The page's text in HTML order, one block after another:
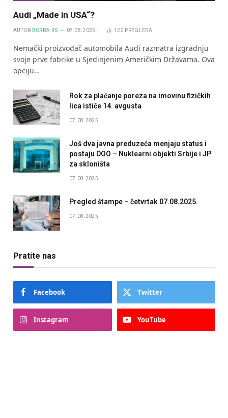
Audi „Made in USA“?
AUTOR BORBA.RS 07.08.2025. 122 PREGLEDA
Nemački proizvođač automobila Audi razmatra izgradnju
svoje prve fabrike u Sjedinjenim Američkim Državama. Ova
opciju…
Rok za plaćanje poreza na imovinu fizičkih
lica ističe 14. avgusta
07.08.2025.
Još dva javna preduzeća menjaju status i
postaju DOO – Nuklearni objekti Srbije i JP
za skloništa
07.08.2025.
Pregled štampe – četvrtak 07.08.2025.
07.08.2025.
Pratite nas
Facebook Twitter
Instagram YouTube